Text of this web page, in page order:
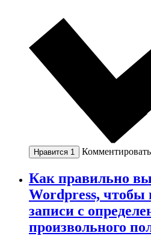
Нравится 1 Комментировать
Как правильно
Wordpress,
записи с
произвольного